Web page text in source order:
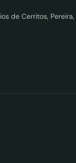
de Cerritos, Pereira,